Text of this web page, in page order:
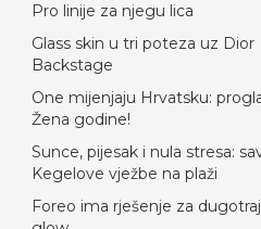
Pro linije za njegu lica
Glass skin u tri poteza uz Dior
Backstage
One mijenjaju Hrvatsku:
Žena godine!
Sunce, pijesak i nula stresa:
Kegelove vježbe na plaži
Foreo ima rješenje za